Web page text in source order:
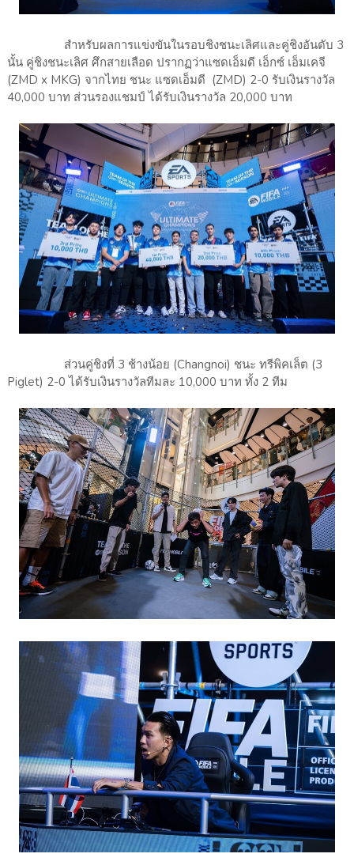
สำหรับผลการแข่งขันในรอบชิงชนะเลิศและคู่ชิงอันดับ 3
นั้น คู่ชิงชนะเลิศ ศึกสายเลือด ปรากฏว่าแซดเอ็มดี เอ็กซ์ เอ็มเคจี
(ZMD x MKG) จากไทย ชนะ แซดเอ็มดี (ZMD) 2-0 รับเงินรางวัล
40,000 บาท ส่วนรองแชมป์ ได้รับเงินรางวัล 20,000 บาท
ส่วนคู่ชิงที่ 3 ช้างน้อย (Changnoi) ชนะ ทรีพิคเล็ต (3
Piglet) 2-0 ได้รับเงินรางวัลทีมละ 10,000 บาท ทั้ง 2 ทีม